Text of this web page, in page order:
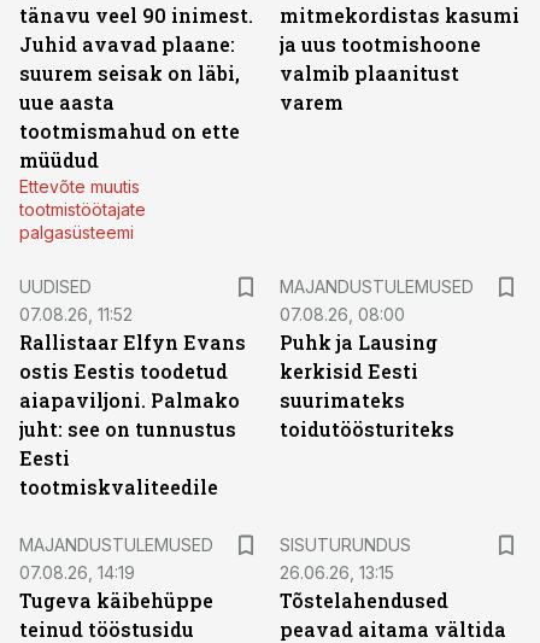
tänavu veel 90 inimest.
Juhid avavad plaane:
suurem seisak on läbi,
uue aasta
tootmismahud on ette
müüdud
Ettevõte muutis
tootmistöötajate
palgasüsteemi
mitmekordistas kasumi
ja uus tootmishoone
valmib plaanitust
varem
UUDISED
07.08.26, 11:52
Rallistaar Elfyn Evans
ostis Eestis toodetud
aiapaviljoni. Palmako
juht: see on tunnustus
Eesti
tootmiskvaliteedile
MAJANDUSTULEMUSED
07.08.26, 08:00
Puhk ja Lausing
kerkisid Eesti
suurimateks
toidutöösturiteks
MAJANDUSTULEMUSED
07.08.26, 14:19
Tugeva käibehüppe
teinud tööstusidu
SISUTURUNDUS
26.06.26, 13:15
Tõstelahendused
peavad aitama vältida